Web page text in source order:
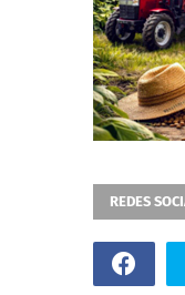
REDES